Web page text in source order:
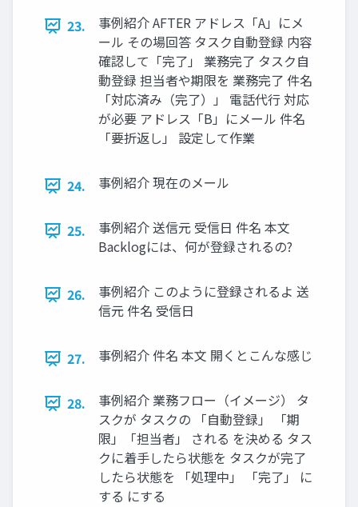
23.
事例紹介 AFTER アドレス「A」にメ
ール その場回答 タスク自動登録 内容
確認して「完了」 業務完了 タスク自
動登録 担当者や期限を 業務完了 件名
「対応済み（完了）」 電話代行 対応
が必要 アドレス「B」にメール 件名
「要折返し」 設定して作業
24. 事例紹介 現在のメール
25.
事例紹介 送信元 受信日 件名 本文
Backlogには、何が登録されるの?
26.
事例紹介 このように登録されるよ 送
信元 件名 受信日
27. 事例紹介 件名 本文 開くとこんな感じ
28.
事例紹介 業務フロー（イメージ） タ
スクが タスクの 「自動登録」 「期
限」「担当者」 される を決める タス
クに着手したら状態を タスクが完了
したら状態を 「処理中」 「完了」 に
する にする